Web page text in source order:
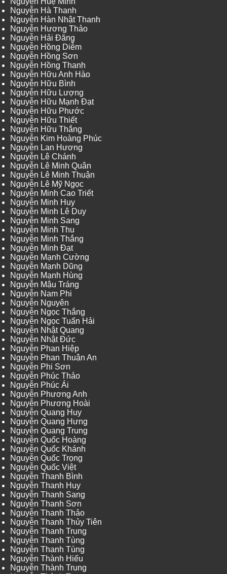
Nguyễn Hà Thanh
Nguyễn Hàn Nhật Thanh
Nguyễn Hương Thảo
Nguyễn Hải Đăng
Nguyễn Hồng Diễm
Nguyễn Hồng Sơn
Nguyễn Hồng Thanh
Nguyễn Hữu Anh Hào
Nguyễn Hữu Bình
Nguyễn Hữu Lượng
Nguyễn Hữu Mạnh Đạt
Nguyễn Hữu Phước
Nguyễn Hữu Thiết
Nguyễn Hữu Thắng
Nguyễn Kim Hoàng Phúc
Nguyễn Lan Hương
Nguyễn Lê Chánh
Nguyễn Lê Minh Quân
Nguyễn Lê Minh Thuận
Nguyễn Lê Mỹ Ngọc
Nguyễn Minh Cao Triết
Nguyễn Minh Huy
Nguyễn Minh Lê Duy
Nguyễn Minh Sang
Nguyễn Minh Thu
Nguyễn Minh Thắng
Nguyễn Minh Đạt
Nguyễn Mạnh Cường
Nguyễn Mạnh Dũng
Nguyễn Mạnh Hùng
Nguyễn Mậu Tráng
Nguyễn Nam Phi
Nguyễn Nguyên
Nguyễn Ngọc Thắng
Nguyễn Ngọc Tuấn Hải
Nguyễn Nhật Quang
Nguyễn Nhật Đức
Nguyễn Phan Hiệp
Nguyễn Phan Thuận An
Nguyễn Phi Sơn
Nguyễn Phúc Thảo
Nguyễn Phúc Ái
Nguyễn Phương Anh
Nguyễn Phương Hoài
Nguyễn Quang Huy
Nguyễn Quang Hưng
Nguyễn Quang Trung
Nguyễn Quốc Hoàng
Nguyễn Quốc Khánh
Nguyễn Quốc Trọng
Nguyễn Quốc Việt
Nguyễn Thanh Bình
Nguyễn Thanh Huy
Nguyễn Thanh Sang
Nguyễn Thanh Sơn
Nguyễn Thanh Thảo
Nguyễn Thanh Thủy Tiên
Nguyễn Thanh Trung
Nguyễn Thanh Tùng
Nguyễn Thanh Tùng
Nguyễn Thành Hiếu
Nguyễn Thành Trung